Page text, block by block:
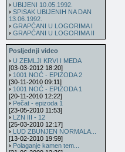
UBIJENI 10.05.1992.
SPISAK UBIJENIH NA DAN
13.06.1992.
GRAPĆANI U LOGORIMA I
GRAPĆANI U LOGORIMA II
Posljednji video
U ZEMLJI KRVI I MEDA
[03-03-2012 18:20]
1001 NOĆ - EPIZODA 2
[30-11-2010 09:11]
1001 NOĆ - EPIZODA 1
[20-11-2010 12:22]
Pečat - epizoda 1
[23-05-2010 11:53]
LZN III - 12
[25-03-2010 12:17]
LUD ZBUNJEN NORMALA...
[13-02-2010 19:59]
Polaganje kamen tem...